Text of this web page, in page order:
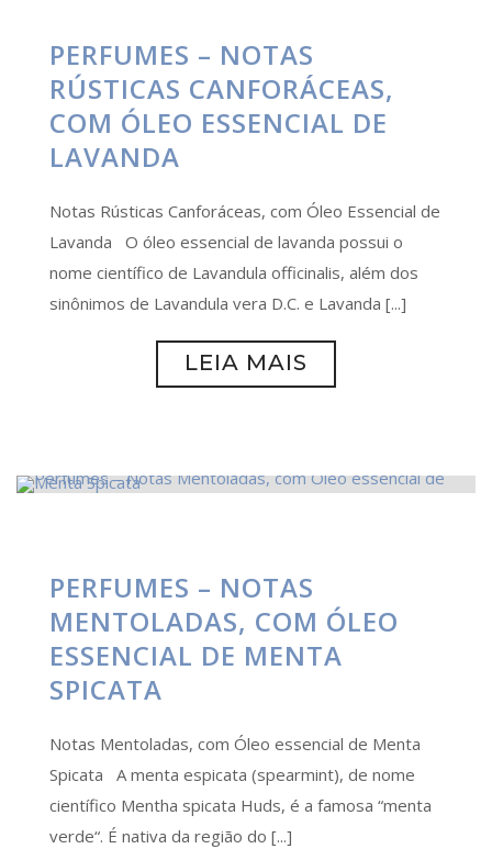
PERFUMES – NOTAS
RÚSTICAS CANFORÁCEAS,
COM ÓLEO ESSENCIAL DE
LAVANDA
Notas Rústicas Canforáceas, com Óleo Essencial de
Lavanda O óleo essencial de lavanda possui o
nome científico de Lavandula officinalis, além dos
sinônimos de Lavandula vera D.C. e Lavanda [...]
LEIA MAIS
PERFUMES – NOTAS
MENTOLADAS, COM ÓLEO
ESSENCIAL DE MENTA
SPICATA
Notas Mentoladas, com Óleo essencial de Menta
Spicata A menta espicata (spearmint), de nome
científico Mentha spicata Huds, é a famosa “menta
verde“. É nativa da região do [...]